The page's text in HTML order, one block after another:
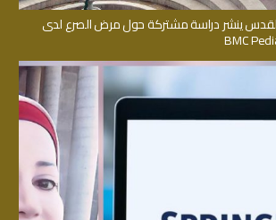
ينشر دراسة مشتركة حول مرض الصرع لدى